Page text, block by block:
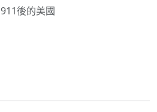
911後的美國